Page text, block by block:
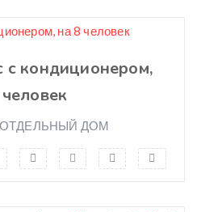
с кондиционером,
ДОМ